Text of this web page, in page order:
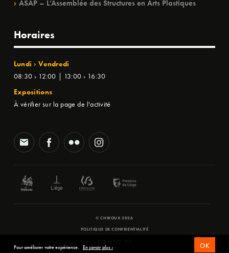
ASAP – L’Assemblée des Structures en Arts Plastiques
Horaires
Lundi › Vendredi
08:30 › 12:00 | 13:00 › 16:30
Expositions
À vérifier sur la page de l'activité
© CHIROUX 2026
POLITIQUE DE CONFIDENTIALITÉ
Pour améliorer votre expérience. En savoir plus › OK